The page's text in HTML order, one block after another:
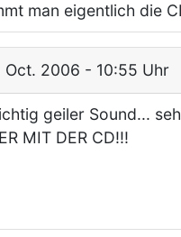
man eigentlich die
Oct. 2006 - 10:55 Uhr
geiler Sound...
MIT DER CD!!!